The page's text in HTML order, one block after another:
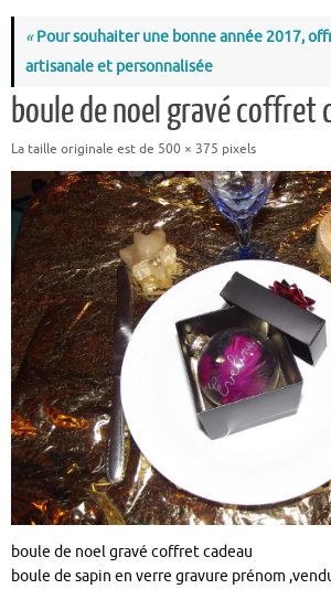
«Pour souhaiter une bonne année 2017,
artisanale et personnalisée
boule de noel gravé coffret
La taille originale est de 500 × 375 pixels
boule de noel gravé coffret cadeau
boule de sapin en verre gravure prénom